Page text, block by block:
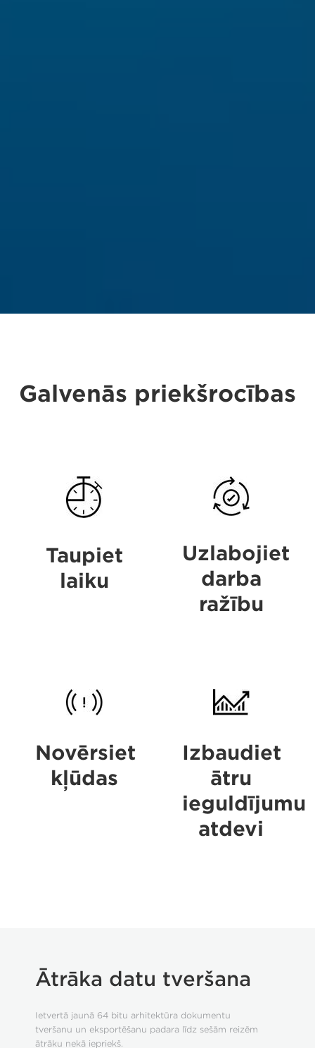
Galvenās priekšrocības
Save
time
Taupiet
laiku
Boost
productivity
Uzlabojiet
darba
ražību
Eliminate
errors
Novērsiet
kļūdas
Enjoy
fast
Izbaudiet
ātru
ieguldījumu
atdevi
Ātrāka datu tveršana
Ietvertā jaunā 64 bitu arhitektūra dokumentu
tveršanu un eksportēšanu padara līdz sešām reizēm
ātrāku nekā iepriekš.